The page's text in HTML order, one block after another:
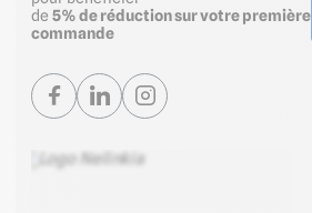
de 5% de réduction sur votre première
commande